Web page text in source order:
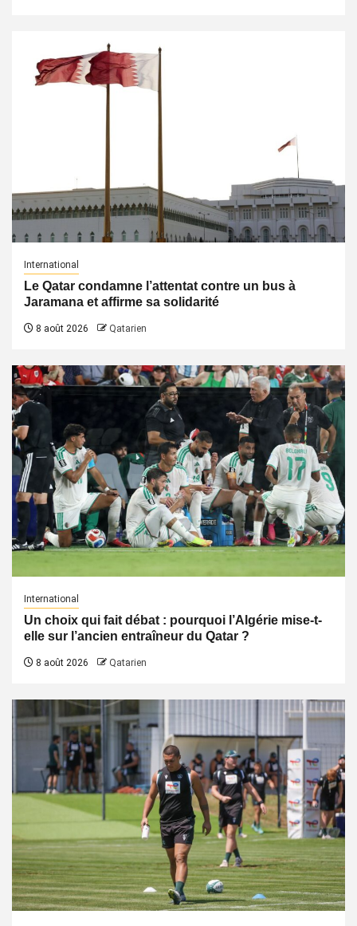
International
Le Qatar condamne l’attentat contre un bus à
Jaramana et affirme sa solidarité
8 août 2026 Qatarien
International
Un choix qui fait débat : pourquoi l’Algérie mise-t-
elle sur l’ancien entraîneur du Qatar ?
8 août 2026 Qatarien